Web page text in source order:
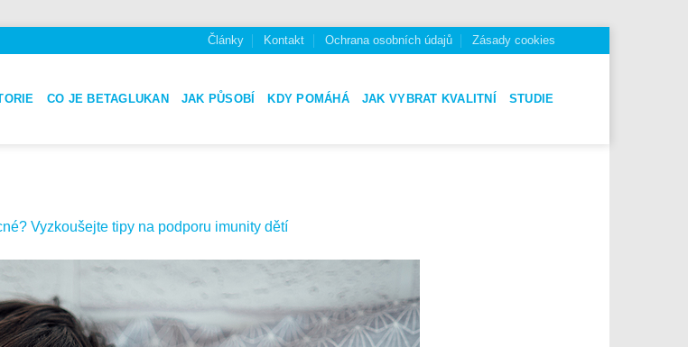
Články Kontakt Ochrana osobních údajů Zásady cookies
CO JE BETAGLUKAN JAK PŮSOBÍ KDY POMÁHÁ JAK VYBRAT KVALITNÍ STUDIE
Vyzkoušejte tipy na podporu imunity dětí